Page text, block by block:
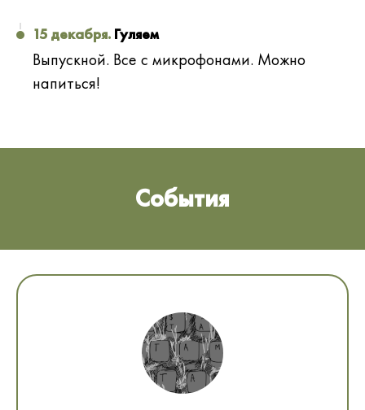
15 декабря. Гуляем
Выпускной. Все с микрофонами. Можно
напиться!
События